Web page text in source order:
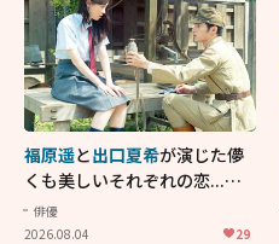
福原遥と出口夏希が演じた儚
くも美しいそれぞれの恋...生
きることの尊さを教えてくれ
た映画「あの花が咲く丘で、
俳優
2026.08.04
29